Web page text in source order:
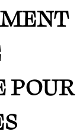
POUR